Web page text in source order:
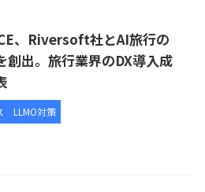
、Riversoft社とAI旅行の
創出。旅行業界のDX導入成
LLMO対策